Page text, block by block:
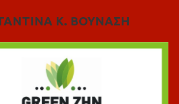
Κ. ΒΟΥΝΑΣΗ